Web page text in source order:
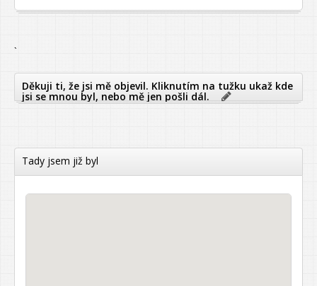
`
Děkuji ti, že jsi mě objevil. Kliknutím na tužku ukaž kde
jsi se mnou byl, nebo mě jen pošli dál.
Tady jsem již byl